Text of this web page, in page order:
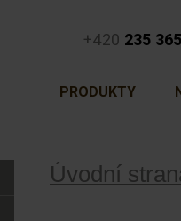
+420 235
PRODUKTY
Úvodní